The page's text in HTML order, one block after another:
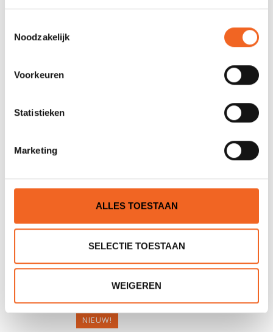
Noodzakelijk
Voorkeuren
Statistieken
Marketing
ALLES TOESTAAN
SELECTIE TOESTAAN
WEIGEREN
GERELATEERDE PRODUCTEN
SEGLA GEAR NGARU
HORIZON BLAZE
NIEUW!
SEGLA GEAR PEDDELHOES
MET SCHOUDERBAND,
NIEUW!